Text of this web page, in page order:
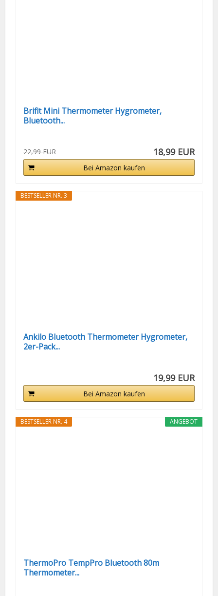
Brifit Mini Thermometer Hygrometer,
Bluetooth...
22,99 EUR 18,99 EUR
Bei Amazon kaufen
BESTSELLER NR. 3
Ankilo Bluetooth Thermometer Hygrometer,
2er-Pack...
19,99 EUR
Bei Amazon kaufen
ANGEBOT
BESTSELLER NR. 4
ThermoPro TempPro Bluetooth 80m
Thermometer...